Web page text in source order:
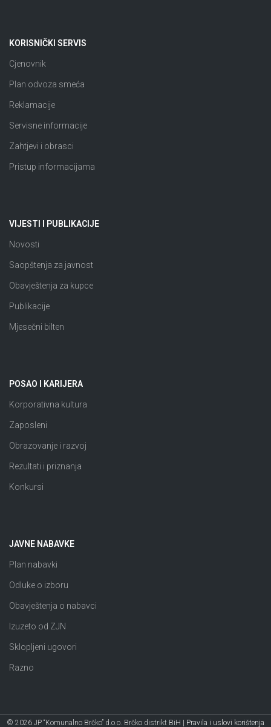
KORISNIČKI SERVIS
Cjenovnik
Plan odvoza smeća
Reklamacije
Servisne informacije
Zahtjevi i obrasci
Pristup informacijama
VIJESTI I PUBLIKACIJE
Novosti
Saopštenja za javnost
Obavještenja za kupce
Publikacije
Mjesečni bilten
POSAO I KARIJERA
Korporativna kultura
Zaposleni
Obrazovanje i razvoj
Rezultati i priznanja
Konkursi
JAVNE NABAVKE
Plan nabavki
Odluke o izboru
Obavještenja o nabavci
Izuzeto od ZJN
Sklopljeni ugovori
Razno
© 2026 JP “Komunalno Brčko” d.o.o. Brčko distrikt BiH | Pravila i uslovi korištenja